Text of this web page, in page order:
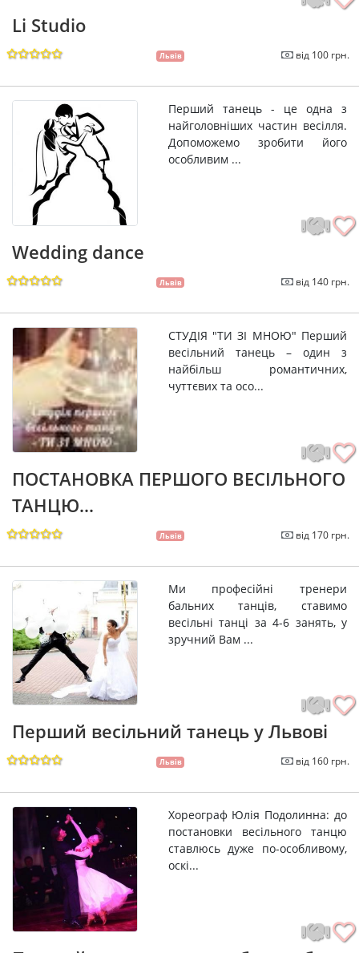
Li Studio
Львів від 100 грн.
Перший танець - це одна з
найголовніших частин весілля.
Допоможемо зробити його
особливим ...
Wedding dance
Львів від 140 грн.
СТУДІЯ "ТИ ЗІ МНОЮ" Перший
весільний танець – один з
найбільш романтичних,
чуттєвих та осо...
ПОСТАНОВКА ПЕРШОГО ВЕСІЛЬНОГО
ТАНЦЮ...
Львів від 170 грн.
Ми професійні тренери
бальних танців, ставимо
весільні танці за 4-6 занять, у
зручний Вам ...
Перший весільний танець у Львові
Львів від 160 грн.
Хореограф Юлія Подолинна: до
постановки весільного танцю
ставлюсь дуже по-особливому,
оскі...